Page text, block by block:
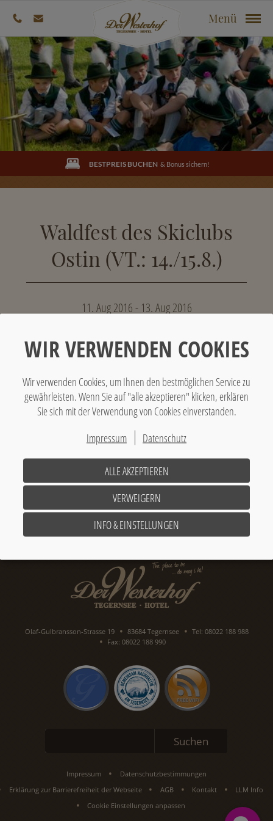
Menü
BESTPREIS BUCHEN & Bonus sichern!
Waldfest des Skiclubs
Ostin (VT.: 14./15.8.)
11. Aug 2016 - 13. Aug 2016
- Event nicht mehr aktuell -
Zurück
Abonnieren Sie unseren Newsletter
Verpassen Sie keine exklusiven Angebote mehr!
Jetzt abonnieren
Olaf-Gulbransson-Strasse 19 83684 Tegernsee
Tel: 08022 188 988
Fax: 08022 188 990
Suchbegriffe
Suchen
Impressum
Datenschutzbestimmungen
Erklärung zur Barrierefreiheit der Webseite
AGB Kontakt
LLM Info
Cookie Einstellungen anpassen
WIR VERWENDEN COOKIES
Wir verwenden Cookies, um Ihnen den bestmöglichen Service zu
gewährleisten. Wenn Sie auf "alle akzeptieren" klicken, erklären
Sie sich mit der Verwendung von Cookies einverstanden.
Impressum
Datenschutz
INFO & EINSTELLUNGEN
VERWEIGERN
ALLE AKZEPTIEREN